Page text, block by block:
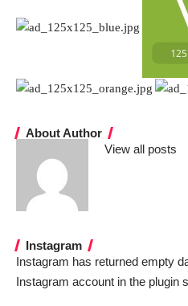
About Author
View all posts
Instagram
Instagram has returned empty
Instagram account in the plugin